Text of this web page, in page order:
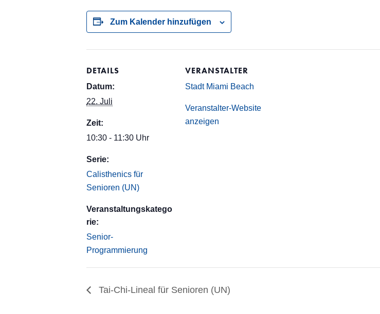
Zum Kalender hinzufügen
DETAILS
Datum:
22. Juli
Zeit:
10:30 - 11:30 Uhr
Serie:
Calisthenics für
Senioren (UN)
Veranstaltungskatego
rie:
Senior-
Programmierung
VERANSTALTER
Stadt Miami Beach
Veranstalter-Website
anzeigen
Tai-Chi-Lineal für Senioren (UN)